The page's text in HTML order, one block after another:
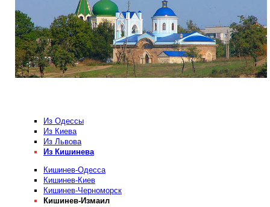
Из Одессы
Из Киева
Из Львова
Из Кишинева
Кишинев-Одесса
Кишинев-Киев
Кишинев-Черноморск
Кишинев-Измаил